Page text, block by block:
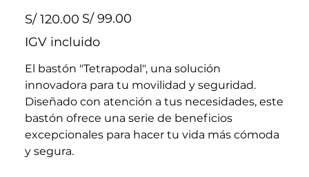
Precio
original
S/ 120.00 Precio
de
S/ 99.00
IGV incluido
El bastón "Tetrapodal", una solución
innovadora para tu movilidad y seguridad.
Diseñado con atención a tus necesidades, este
bastón ofrece una serie de beneficios
excepcionales para hacer tu vida más cómoda
y segura.